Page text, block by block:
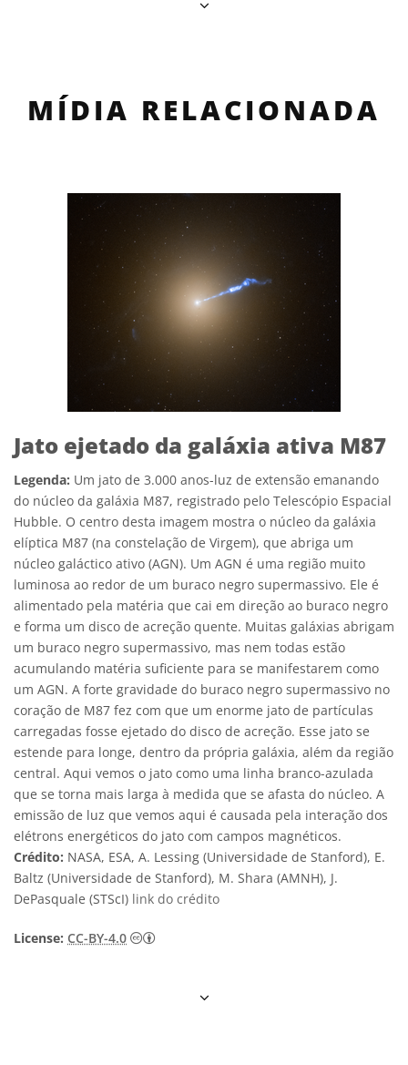
MÍDIA RELACIONADA
Jato ejetado da galáxia ativa M87
Legenda: Um jato de 3.000 anos-luz de extensão emanando
do núcleo da galáxia M87, registrado pelo Telescópio Espacial
Hubble. O centro desta imagem mostra o núcleo da galáxia
elíptica M87 (na constelação de Virgem), que abriga um
núcleo galáctico ativo (AGN). Um AGN é uma região muito
luminosa ao redor de um buraco negro supermassivo. Ele é
alimentado pela matéria que cai em direção ao buraco negro
e forma um disco de acreção quente. Muitas galáxias abrigam
um buraco negro supermassivo, mas nem todas estão
acumulando matéria suficiente para se manifestarem como
um AGN. A forte gravidade do buraco negro supermassivo no
coração de M87 fez com que um enorme jato de partículas
carregadas fosse ejetado do disco de acreção. Esse jato se
estende para longe, dentro da própria galáxia, além da região
central. Aqui vemos o jato como uma linha branco-azulada
que se torna mais larga à medida que se afasta do núcleo. A
emissão de luz que vemos aqui é causada pela interação dos
elétrons energéticos do jato com campos magnéticos.
Crédito: NASA, ESA, A. Lessing (Universidade de Stanford), E.
Baltz (Universidade de Stanford), M. Shara (AMNH), J.
DePasquale (STScI) link do crédito
License: CC-BY-4.0 Creative Commons Attribution 4.0